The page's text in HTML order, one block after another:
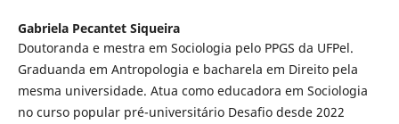
Gabriela Pecantet Siqueira
Doutoranda e mestra em Sociologia pelo PPGS da UFPel.
Graduanda em Antropologia e bacharela em Direito pela
mesma universidade. Atua como educadora em Sociologia
no curso popular pré-universitário Desafio desde 2022